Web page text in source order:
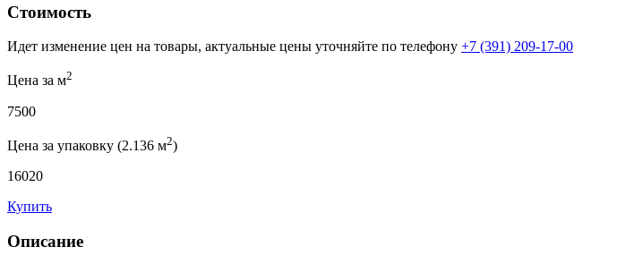
Стоимость
Идет изменение цен на товары, актуальные цены уточняйте по телефону +7 (391) 209-17-00
Цена за м2
7500
Цена за упаковку (2.136 м2)
16020
Купить
Описание